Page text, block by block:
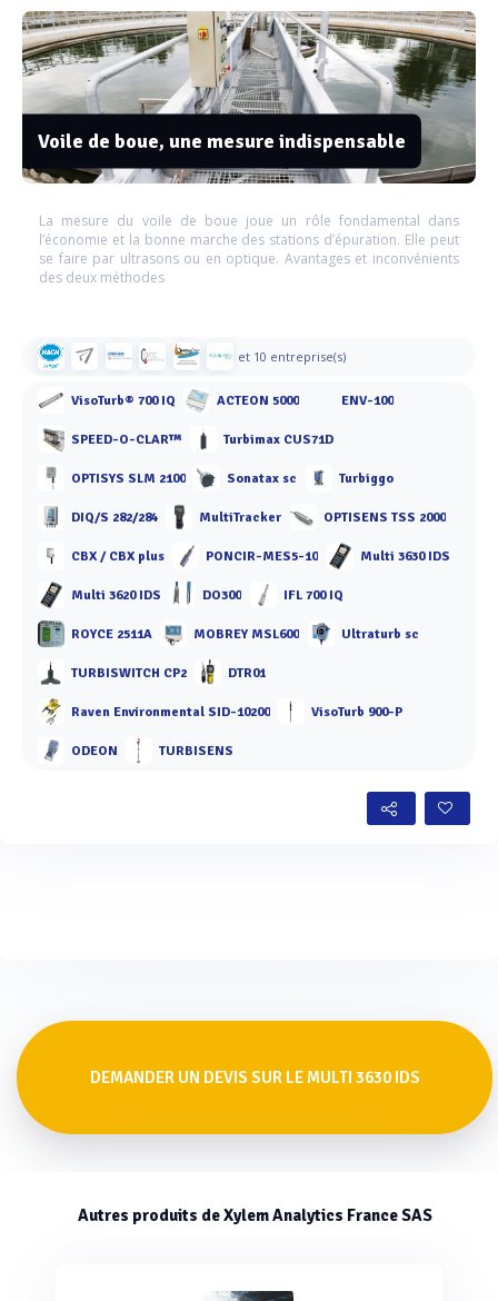
Voile de boue, une mesure indispensable
La mesure du voile de boue joue un rôle fondamental dans
l’économie et la bonne marche des stations d’épuration. Elle peut
se faire par ultrasons ou en optique. Avantages et inconvénients
des deux méthodes
et 10 entreprise(s)
VisoTurb® 700 IQ ACTEON 5000 ENV-100
SPEED-O-CLAR™ Turbimax CUS71D
OPTISYS SLM 2100 Sonatax sc Turbiggo
DIQ/S 282/284 MultiTracker OPTISENS TSS 2000
CBX / CBX plus PONCIR-MES5-10 Multi 3630 IDS
Multi 3620 IDS DO300 IFL 700 IQ
ROYCE 2511A MOBREY MSL600 Ultraturb sc
TURBISWITCH CP2 DTR01
Raven Environmental SID-10200 VisoTurb 900-P
ODEON TURBISENS
DEMANDER UN DEVIS SUR LE MULTI 3630 IDS
Autres produits de Xylem Analytics France SAS